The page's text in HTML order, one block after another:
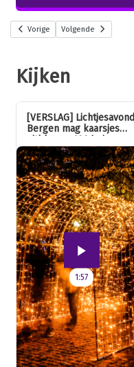
Vorige Volgende
Kijken
[VERSLAG] Lichtjesavond
Bergen mag kaarsjes
uitblazen: 100 jarig
jubileum!
1:57